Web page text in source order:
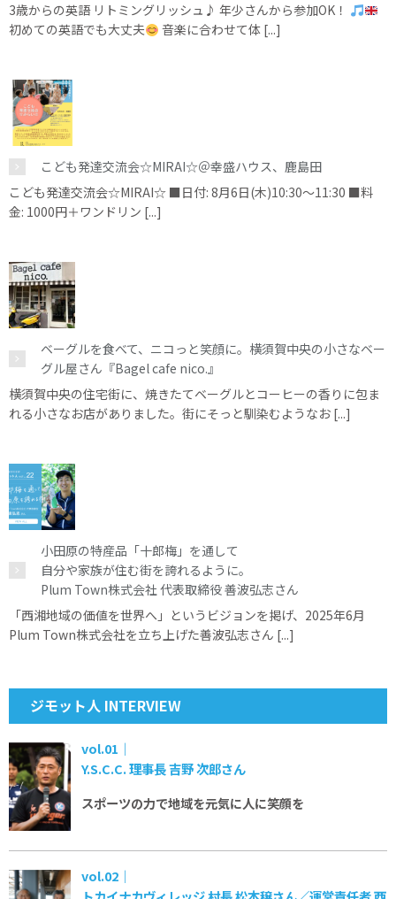
3歳からの英語 リトミングリッシュ♪ 年少さんから参加OK！
初めての英語でも大丈夫
音楽に合わせて体 [...]
こども発達交流会☆MIRAI☆＠幸盛ハウス、鹿島田
こども発達交流会☆MIRAI☆ ■日付: 8月6日(木)10:30～11:30 ■料
金: 1000円＋ワンドリン [...]
ベーグルを食べて、ニコっと笑顔に。横須賀中央の小さなベー
グル屋さん『Bagel cafe nico.』
横須賀中央の住宅街に、焼きたてベーグルとコーヒーの香りに包ま
れる小さなお店がありました。街にそっと馴染むようなお [...]
小田原の特産品「十郎梅」を通して
自分や家族が住む街を誇れるように。
Plum Town株式会社 代表取締役 善波弘志さん
「西湘地域の価値を世界へ」というビジョンを掲げ、2025年6月
Plum Town株式会社を立ち上げた善波弘志さん [...]
ジモット人 INTERVIEW
vol.01｜
Y.S.C.C. 理事長 吉野 次郎さん
スポーツの力で地域を元気に人に笑顔を
vol.02｜